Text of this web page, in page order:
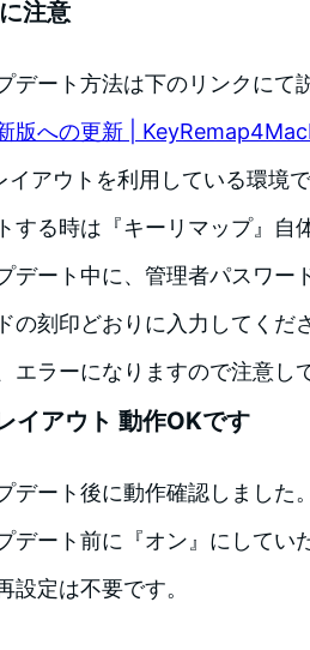
注意
デート方法は下のリンクにて
版への更新 |
イアウトを利用している環境
する時は『キーリマップ』自
デート中に、管理者パスワー
の刻印どおりに入力してくだ
エラーになりますので注意し
イアウト 動作OKです
デート後に動作確認しました
デート前に『オン』にしてい
設定は不要です。